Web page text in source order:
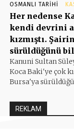
OSMANLI TARIHI
Her nedense
kendi devrini
kızmıştı.
sürüldüğünü
Kanuni Sultan
Koca Baki'ye çok
Bursa'ya
REKLAM